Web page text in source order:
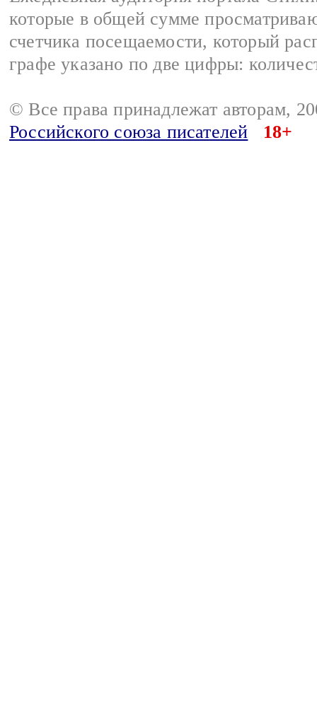
которые в общей сумме
счетчика посещаемости, который
графе указано по две цифры:
© Все права принадлежат авторам,
Российского союза писателей
18+